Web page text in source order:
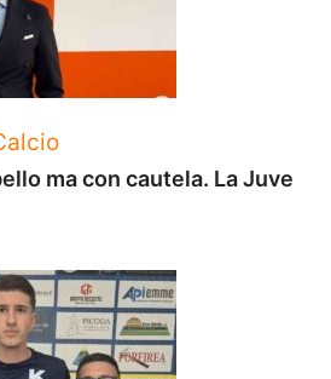
ma con cautela. La Juve